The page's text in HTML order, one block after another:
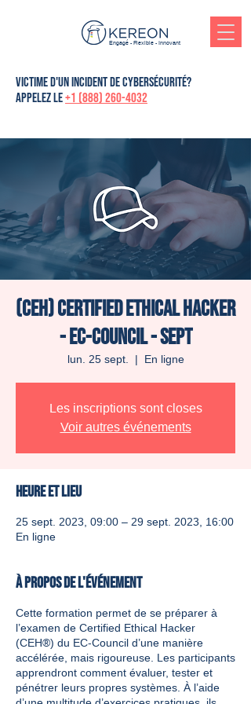
Engagé - Flexible - Innovant
victime d'un incident de cybersécurité?
Appelez le+1 (888) 260-4032
(CEH) Certified Ethical Hacker
- Ec-Council - Sept
lun. 25 sept.
  |
En ligne
Les inscriptions sont closes
Voir autres événements
Heure et lieu
25 sept. 2023, 09:00 – 29 sept. 2023, 16:00
En ligne
À propos de l'événement
Cette formation permet de se préparer à
l’examen de Certified Ethical Hacker
(CEH®) du EC-Council d’une manière
accélérée, mais rigoureuse. Les participants
apprendront comment évaluer, tester et
pénétrer leurs propres systèmes. À l’aide